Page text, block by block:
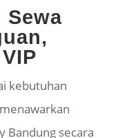
Sewa
kebutuhan
Bandung secara